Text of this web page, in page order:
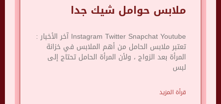
ملابس حوامل شيك جدا
Instagram Twitter Snapchat Youtube آخر الأخبار :
تعتبر ملابس الحامل من أهم الملابس في خزانة
المرأة بعد الزواج ، ولأن المرأة الحامل تحتاج إلى
لبس
قرأة المزيد